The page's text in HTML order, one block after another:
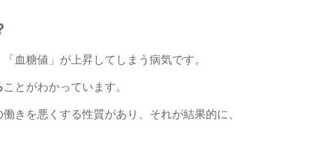
「血糖値」が上昇してしまう病気です。
ことがわかっています。
きを悪くする性質があり、それが結果的に、